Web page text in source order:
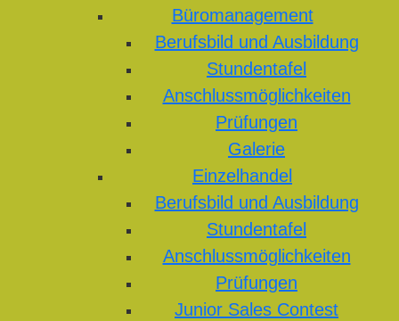
Büromanagement
Berufsbild und Ausbildung
Stundentafel
Anschlussmöglichkeiten
Prüfungen
Galerie
Einzelhandel
Berufsbild und Ausbildung
Stundentafel
Anschlussmöglichkeiten
Prüfungen
Junior Sales Contest